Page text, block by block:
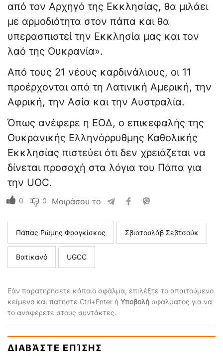
από τον Αρχηγό της Εκκλησίας, θα μιλάει
με αρμοδιότητα στον πάπα και θα
υπερασπιστεί την Εκκλησία μας και τον
λαό της Ουκρανία».
Από τους 21 νέους καρδινάλιους, οι 11
προέρχονται από τη Λατινική Αμερική, την
Αφρική, την Ασία και την Αυστραλία.
Όπως ανέφερε η ΕΟΔ, ο επικεφαλής της
Ουκρανικής Ελληνόρρυθμης Καθολικής
Εκκλησίας πιστεύει ότι δεν χρειάζεται να
δίνεται προσοχή στα λόγια του Πάπα για
την UOC.
0 0 Μοιράσου το
Πάπας Ρώμης Φραγκίσκος Σβιατοσλάβ Σεβτσούκ
Βατικανό UGCC
Εάν παρατηρήσετε κάποιο σφάλμα, επιλέξτε το απαιτούμενο
κείμενο και πατήστε Ctrl+Enter ή Υποβολή σφάλματος για να
το αναφέρετε στους συντάκτες.
ΔΙΑΒΆΣΤΕ ΕΠΊΣΗΣ